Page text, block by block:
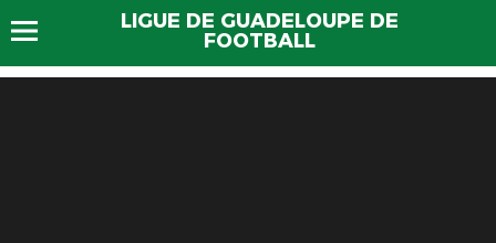
LIGUE DE GUADELOUPE DE
FOOTBALL